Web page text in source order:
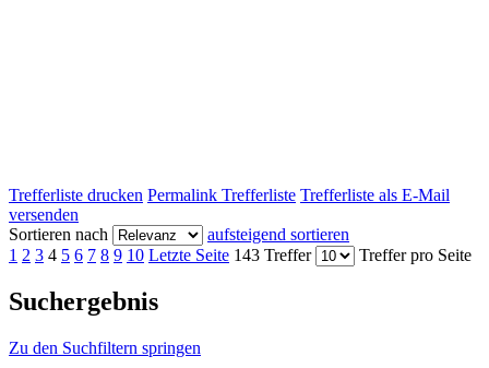
Trefferliste drucken Permalink Trefferliste Trefferliste als E-Mail
versenden
Sortieren nach
aufsteigend sortieren
1 2 3 4 5 6 7 8 9 10 Letzte Seite 143 Treffer Treffer pro Seite
Suchergebnis
Zu den Suchfiltern springen